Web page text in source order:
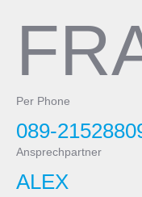
Per Phone
089-
Ansprechpartner
ALEX